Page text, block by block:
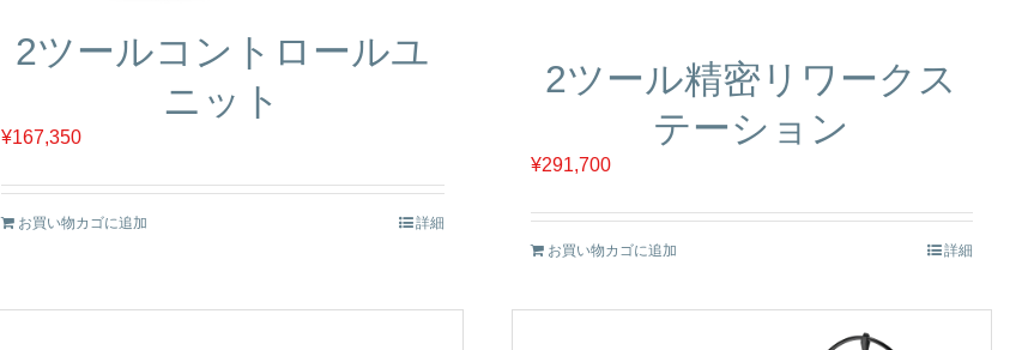
2ツールコントロールユ
ニット
¥167,350
お買い物カゴに追加 詳細
2ツール精密リワークス
テーション
¥291,700
お買い物カゴに追加 詳細